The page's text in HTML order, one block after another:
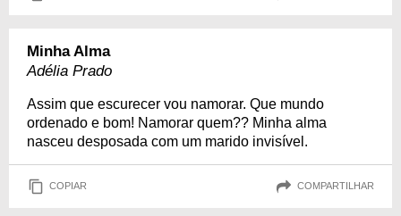
Minha Alma
Adélia Prado
Assim que escurecer vou namorar. Que mundo
ordenado e bom! Namorar quem?? Minha alma
nasceu desposada com um marido invisível.
COPIAR COMPARTILHAR